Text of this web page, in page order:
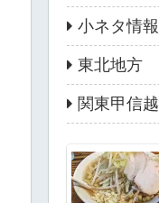
小ネタ情報
東北地方
関東甲信越